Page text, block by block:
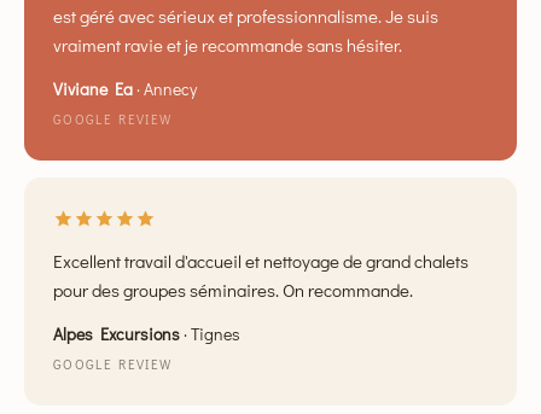
est géré avec sérieux et professionnalisme. Je suis
vraiment ravie et je recommande sans hésiter.
Viviane Ea ·Annecy
GOOGLE REVIEW
Excellent travail d'accueil et nettoyage de grand chalets
pour des groupes séminaires. On recommande.
Alpes Excursions ·Tignes
GOOGLE REVIEW